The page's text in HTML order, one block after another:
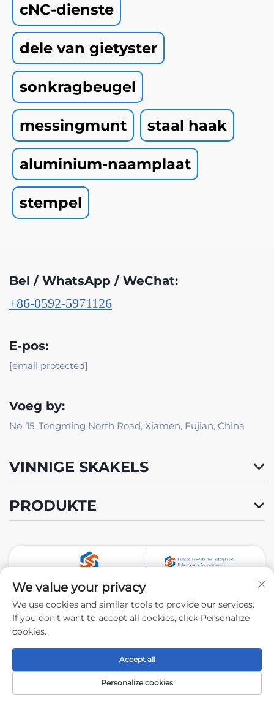
cNC-dienste
dele van gietyster
sonkragbeugel
messingmunt staal haak
aluminium-naamplaat
stempel
Bel / WhatsApp / WeChat:
+86-0592-5971126
E-pos:
[email protected]
Voeg by:
No. 15, Tongming North Road, Xiamen, Fujian, China
VINNIGE SKAKELS
PRODUKTE
Volg Ons
Industry & Trade Co., Ltd. -
Spyskaart PRODUKTE
Neem Vrylik Kontak
Boonste
We value your privacy
We use cookies and similar tools to provide our services.
If you don't want to accept all cookies, click Personalize
cookies.
Personalize cookies
Accept all